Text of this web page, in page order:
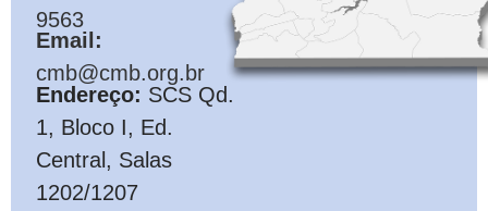
9563
Email:
cmb@cmb.org.br
Endereço: SCS Qd.
1, Bloco I, Ed.
Central, Salas
1202/1207